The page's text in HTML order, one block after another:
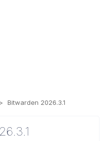
Bitwarden 2026.3.1